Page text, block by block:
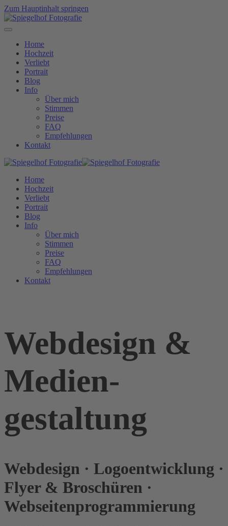
Zum Hauptinhalt springen
Home
Hochzeit
Verliebt
Portrait
Blog
Info
Über mich
Stimmen
Preise
FAQ
Empfehlungen
Kontakt
Home
Hochzeit
Verliebt
Portrait
Blog
Info
Über mich
Stimmen
Preise
FAQ
Empfehlungen
Kontakt
Webdesign &
Medien­
gestaltung
Webdesign · Logoentwicklung ·
Flyer & Broschüren ·
Webseitenprogrammierung